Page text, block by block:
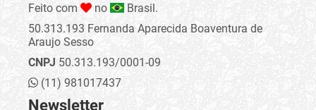
Feito com no
Brasil.
50.313.193 Fernanda Aparecida Boaventura de
Araujo Sesso
CNPJ 50.313.193/0001-09
(11) 981017437
Newsletter